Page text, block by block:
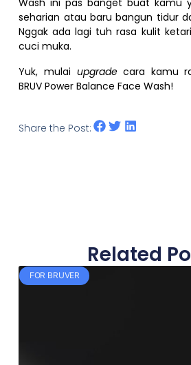
seharian atau baru bangun tidur
Nggak ada lagi tuh rasa kulit
cuci muka.
Yuk, mulai upgradecara kamu
BRUV Power Balance Face Wash!
Share the Post:
Related
FOR BRUVER